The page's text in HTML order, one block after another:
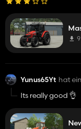
Yunus65Yt hat
Its really good 👌